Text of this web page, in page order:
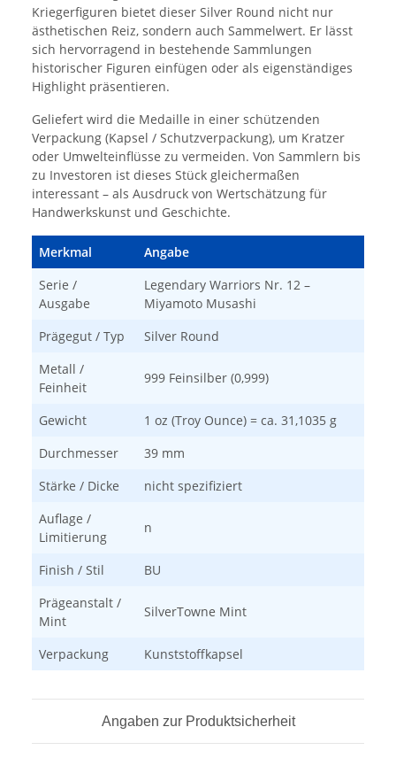
Kriegerfiguren bietet dieser Silver Round nicht nur
ästhetischen Reiz, sondern auch Sammelwert. Er lässt
sich hervorragend in bestehende Sammlungen
historischer Figuren einfügen oder als eigenständiges
Highlight präsentieren.
Geliefert wird die Medaille in einer schützenden
Verpackung (Kapsel / Schutzverpackung), um Kratzer
oder Umwelteinflüsse zu vermeiden. Von Sammlern bis
zu Investoren ist dieses Stück gleichermaßen
interessant – als Ausdruck von Wertschätzung für
Handwerkskunst und Geschichte.
Merkmal
Angabe
Serie /
Ausgabe
Legendary Warriors Nr. 12 –
Miyamoto Musashi
Prägegut / Typ
Silver Round
Metall /
Feinheit
999 Feinsilber (0,999)
Gewicht
1 oz (Troy Ounce) = ca. 31,1035 g
Durchmesser
39 mm
Stärke / Dicke
nicht spezifiziert
Auflage /
Limitierung
n
Finish / Stil
BU
Prägeanstalt /
Mint
SilverTowne Mint
Verpackung Kunststoffkapsel
Angaben zur Produktsicherheit